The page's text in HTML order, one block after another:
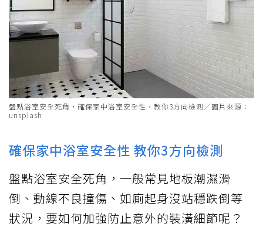
盤點浴室安全死角，確保家中浴室安全性，教你3方向檢測／圖片來源：
unsplash
確保家中浴室安全性 教你3方向檢測
盤點浴室安全死角，一般常見地板潮濕滑
倒、動線不良撞傷、如廁起身沒站穩跌倒等
狀況，要如何加強防止意外的裝潢細節呢？